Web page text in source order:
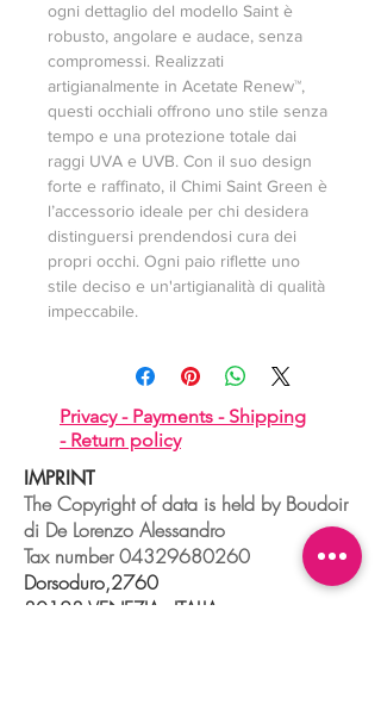
ogni dettaglio del modello Saint è
robusto, angolare e audace, senza
compromessi. Realizzati
artigianalmente in Acetate Renew™,
questi occhiali offrono uno stile senza
tempo e una protezione totale dai
raggi UVA e UVB. Con il suo design
forte e raffinato, il Chimi Saint Green è
l’accessorio ideale per chi desidera
distinguersi prendendosi cura dei
propri occhi. Ogni paio riflette uno
stile deciso e un'artigianalità di qualità
impeccabile.
Privacy - Payments - Shipping
- Return policy
IMPRINT
The Copyright of data is held by Boudoir
di De Lorenzo Alessandro
Tax number04329680260
Dorsoduro,2760
30123 VENEZIA - ITALIA